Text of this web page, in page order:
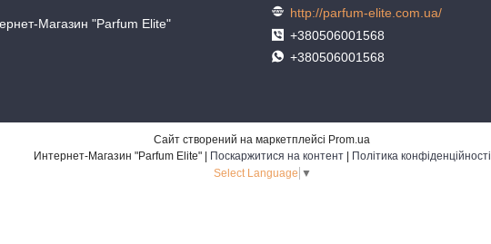
Магазин "Parfum Elite"
http://parfum-elite.com.ua/
+380506001568
+380506001568
Сайт створений на маркетплейсі Prom.ua
Интернет-Магазин "Parfum Elite" | Поскаржитися на контент | Політика конфіденційності
Select Language ▼